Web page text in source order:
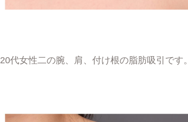
20代女性二の腕、肩、付け根の脂肪吸引です。